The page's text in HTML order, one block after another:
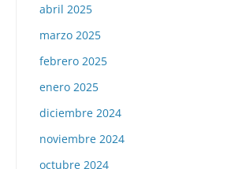
abril 2025
marzo 2025
febrero 2025
enero 2025
diciembre 2024
noviembre 2024
octubre 2024